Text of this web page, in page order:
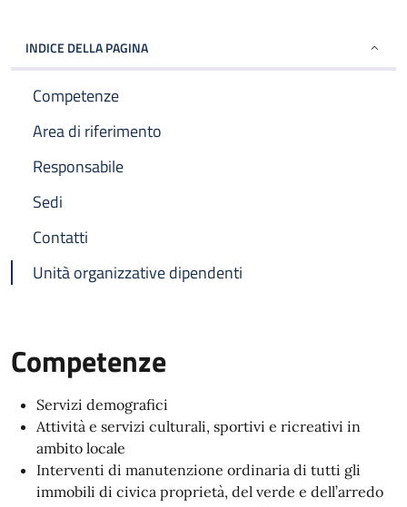
INDICE DELLA PAGINA
Competenze
Area di riferimento
Responsabile
Sedi
Contatti
Unità organizzative dipendenti
Competenze
Servizi demografici
Attività e servizi culturali, sportivi e ricreativi in
ambito locale
Interventi di manutenzione ordinaria di tutti gli
immobili di civica proprietà, del verde e dell’arredo